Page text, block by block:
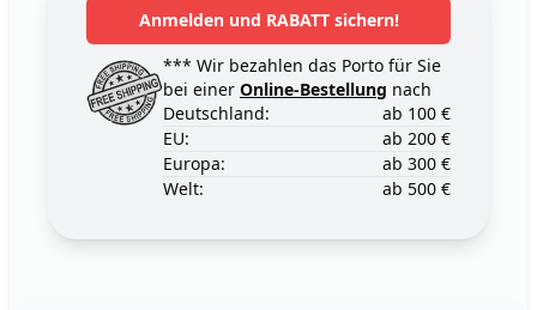
Anmelden und RABATT sichern!
*** Wir bezahlen das Porto für Sie
bei einer Online-Bestellung nach
Deutschland:
ab 100 €
EU:
ab 200 €
Europa:
ab 300 €
Welt:
ab 500 €